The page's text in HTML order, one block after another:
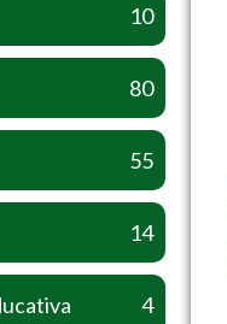
10
80
55
14
4